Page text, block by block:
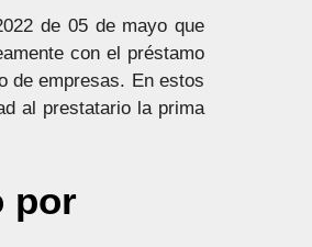
de 05 de mayo que
con el préstamo
de empresas. En estos
al prestatario la prima
por